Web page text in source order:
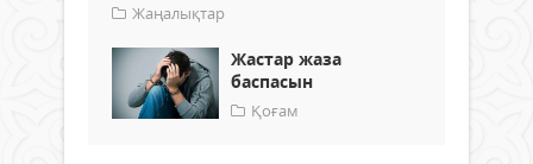
Жаңалықтар
Жастар жаза
баспасын
Қоғам